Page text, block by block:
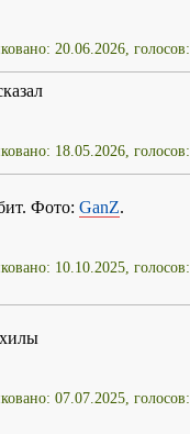
20.06.2026, голосов:
18.05.2026, голосов:
Фото: GanZ.
10.10.2025, голосов:
07.07.2025, голосов: